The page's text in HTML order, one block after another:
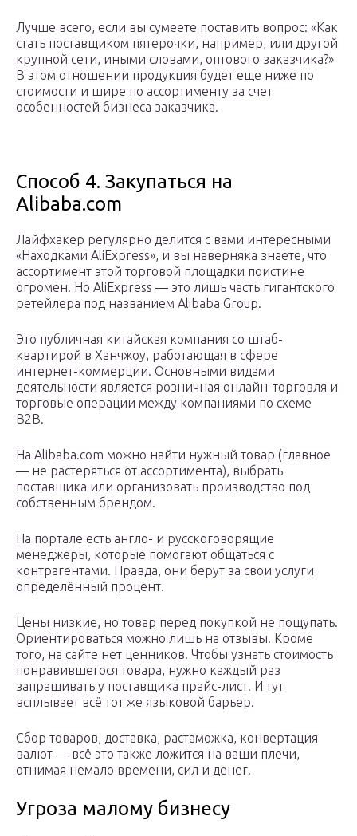
Лучше всего, если вы сумеете поставить вопрос: «Как
стать поставщиком пятерочки, например, или другой
крупной сети, иными словами, оптового заказчика?»
В этом отношении продукция будет еще ниже по
стоимости и шире по ассортименту за счет
особенностей бизнеса заказчика.
Способ 4. Закупаться на
Alibaba.com
Лайфхакер регулярно делится с вами интересными
«Находками AliExpress», и вы наверняка знаете, что
ассортимент этой торговой площадки поистине
огромен. Но AliExpress — это лишь часть гигантского
ретейлера под названием Alibaba Group.
Это публичная китайская компания со штаб-
квартирой в Ханчжоу, работающая в сфере
интернет-коммерции. Основными видами
деятельности является розничная онлайн-торговля и
торговые операции между компаниями по схеме
B2B.
На Alibaba.com можно найти нужный товар (главное
— не растеряться от ассортимента), выбрать
поставщика или организовать производство под
собственным брендом.
На портале есть англо- и русскоговорящие
менеджеры, которые помогают общаться с
контрагентами. Правда, они берут за свои услуги
определённый процент.
Цены низкие, но товар перед покупкой не пощупать.
Ориентироваться можно лишь на отзывы. Кроме
того, на сайте нет ценников. Чтобы узнать стоимость
понравившегося товара, нужно каждый раз
запрашивать у поставщика прайс-лист. И тут
всплывает всё тот же языковой барьер.
Сбор товаров, доставка, растаможка, конвертация
валют — всё это также ложится на ваши плечи,
отнимая немало времени, сил и денег.
Угроза малому бизнесу